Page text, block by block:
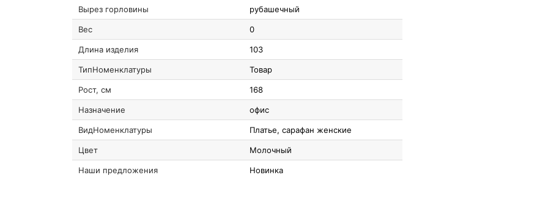
Вырез горловины рубашечный
Вес 0
Длина изделия 103
ТипНоменклатуры Товар
Рост, см 168
Назначение офис
ВидНоменклатуры Платье, сарафан женские
Цвет Молочный
Наши предложения Новинка